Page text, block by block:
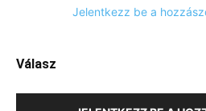
Jelentkezz be a
Válasz